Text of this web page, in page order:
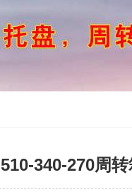
510-340-270周转